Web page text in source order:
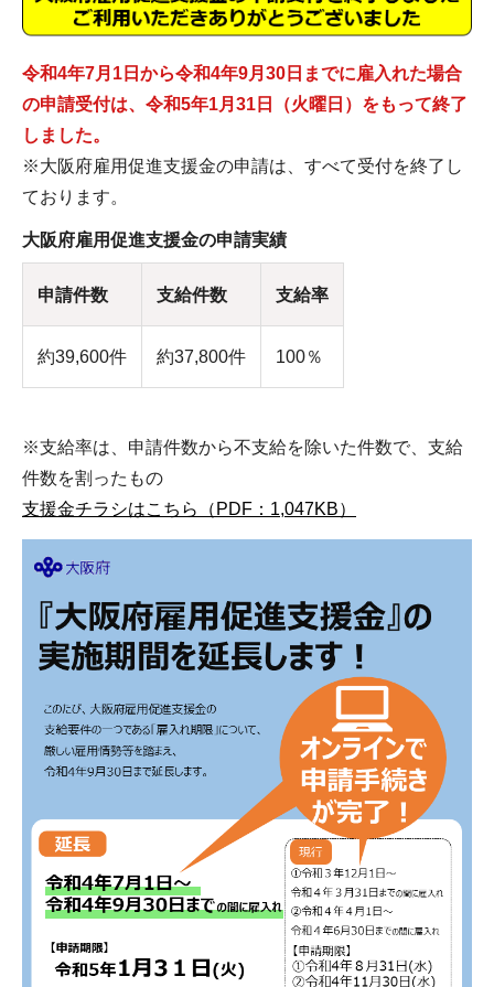
令和4年7月1日から令和4年9月30日までに雇入れた場合
の申請受付は、令和5年1月31日（火曜日）をもって終了
しました。
※大阪府雇用促進支援金の申請は、すべて受付を終了し
ております。
大阪府雇用促進支援金の申請実績
申請件数 支給件数 支給率
約39,600件 約37,800件 100％
※支給率は、申請件数から不支給を除いた件数で、支給
件数を割ったもの
支援金チラシはこちら（PDF：1,047KB）